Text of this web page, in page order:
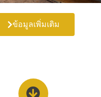
ข้อมูลเพิ่มเติม